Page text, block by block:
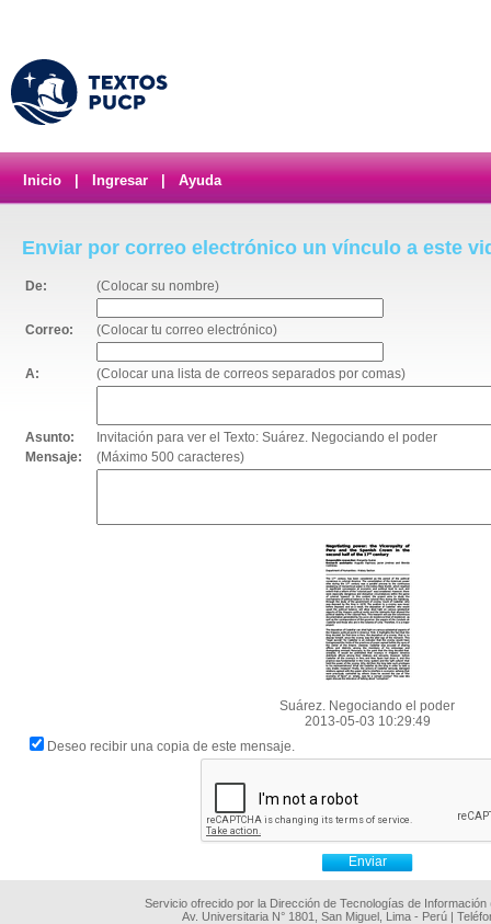
Inicio Ingresar Ayuda
Enviar por correo electrónico un vínculo a este
De: (Colocar su nombre)
Correo: (Colocar tu correo electrónico)
A: (Colocar una lista de correos separados por comas)
Asunto:
Invitación para ver el Texto: Suárez. Negociando el poder
Mensaje:
(Máximo 500 caracteres)
Suárez. Negociando el poder
2013-05-03 10:29:49
Deseo recibir una copia de este mensaje.
Servicio ofrecido por la Dirección de Tecnologías de
Av. Universitaria N° 1801, San Miguel, Lima - Perú |